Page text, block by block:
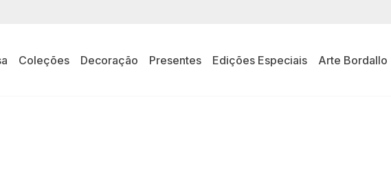
Coleções Decoração Presentes Edições Especiais Arte Bordallo